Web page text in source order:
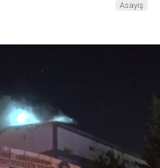
Asayiş